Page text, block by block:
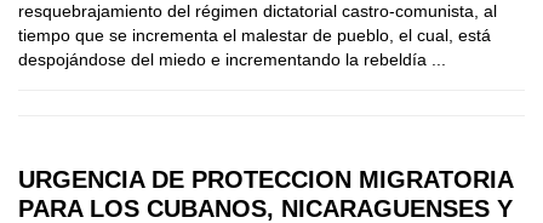
resquebrajamiento del régimen dictatorial castro-comunista, al
tiempo que se incrementa el malestar de pueblo, el cual, está
despojándose del miedo e incrementando la rebeldía ...
URGENCIA DE PROTECCION MIGRATORIA
PARA LOS CUBANOS, NICARAGUENSES Y